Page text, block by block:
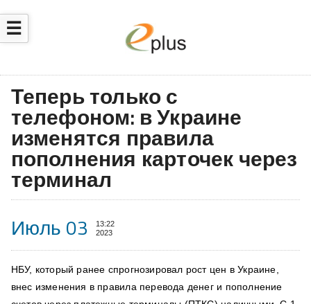
☰
Теперь только с
телефоном: в Украине
изменятся правила
пополнения карточек через
терминал
Июль 03
13:22
2023
НБУ, который ранее спрогнозировал рост цен в Украине,
внес изменения в правила перевода денег и пополнение